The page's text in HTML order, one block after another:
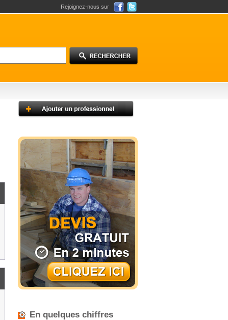
Rejoignez-nous sur
En quelques chiffres